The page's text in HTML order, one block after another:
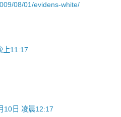
08/01/evidens-white/
上11:17
10日 凌晨12:17